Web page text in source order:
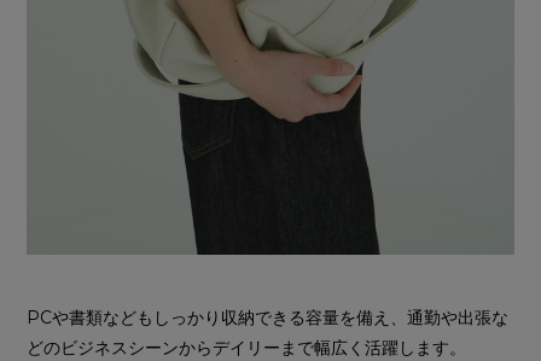
PCや書類などもしっかり収納できる容量を備え、通勤や出張な
どのビジネスシーンからデイリーまで幅広く活躍します。